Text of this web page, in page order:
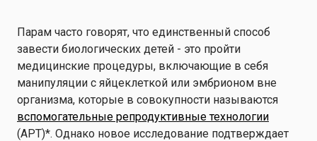
Парам часто говорят, что единственный способ
завести биологических детей - это пройти
медицинские процедуры, включающие в себя
манипуляции с яйцеклеткой или эмбрионом вне
организма, которые в совокупности называются
вспомогательные репродуктивные технологии
(АРТ)*. Однако новое исследование подтверждает